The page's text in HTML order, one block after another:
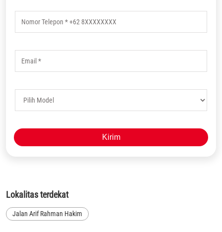
Lokalitas terdekat
Jalan Arif Rahman Hakim